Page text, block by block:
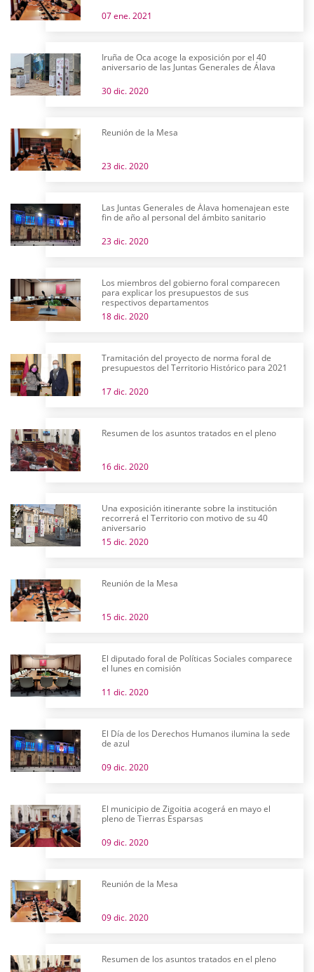
07 ene. 2021
Iruña de Oca acoge la exposición por el 40
aniversario de las Juntas Generales de Álava
30 dic. 2020
Reunión de la Mesa
23 dic. 2020
Las Juntas Generales de Álava homenajean este
fin de año al personal del ámbito sanitario
23 dic. 2020
Los miembros del gobierno foral comparecen
para explicar los presupuestos de sus
respectivos departamentos
18 dic. 2020
Tramitación del proyecto de norma foral de
presupuestos del Territorio Histórico para 2021
17 dic. 2020
Resumen de los asuntos tratados en el pleno
16 dic. 2020
Una exposición itinerante sobre la institución
recorrerá el Territorio con motivo de su 40
aniversario
15 dic. 2020
Reunión de la Mesa
15 dic. 2020
El diputado foral de Políticas Sociales comparece
el lunes en comisión
11 dic. 2020
El Día de los Derechos Humanos ilumina la sede
de azul
09 dic. 2020
El municipio de Zigoitia acogerá en mayo el
pleno de Tierras Esparsas
09 dic. 2020
Reunión de la Mesa
09 dic. 2020
Resumen de los asuntos tratados en el pleno